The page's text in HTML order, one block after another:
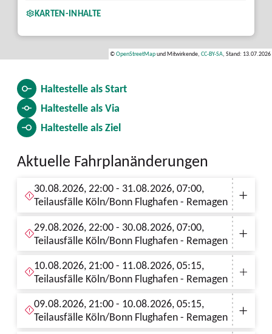
KARTEN-INHALTE
©OpenStreetMapund Mitwirkende, CC-BY-SA, Stand: 13.07.2026
Haltestelle alsStart
Haltestelle alsVia
Haltestelle alsZiel
Aktuelle Fahrplanänderungen
30.08.2026, 22:00 - 31.08.2026, 07:00,
Teilausfälle Köln/Bonn Flughafen - Remagen
29.08.2026, 22:00 - 30.08.2026, 07:00,
Teilausfälle Köln/Bonn Flughafen - Remagen
10.08.2026, 21:00 - 11.08.2026, 05:15,
Teilausfälle Köln/Bonn Flughafen - Remagen
09.08.2026, 21:00 - 10.08.2026, 05:15,
Teilausfälle Köln/Bonn Flughafen - Remagen